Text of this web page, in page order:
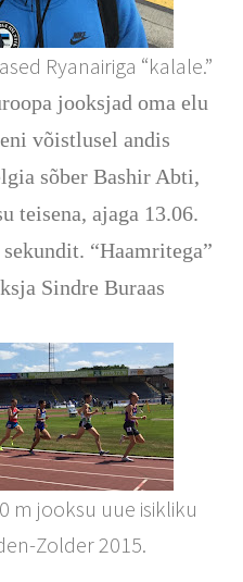
Ryanairiga “kalale.”
jooksjad oma elu
võistlusel andis
sõber Bashir Abti,
teisena, ajaga 13.06.
“Haamritega”
Sindre Buraas
m jooksu uue isikliku
Zolder 2015.